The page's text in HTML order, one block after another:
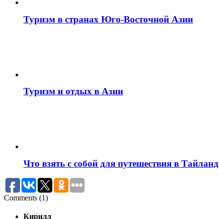
Туризм в странах Юго-Восточной Азии
Туризм и отдых в Азии
Что взять с собой для путешествия в
Comments (1)
Кирилл